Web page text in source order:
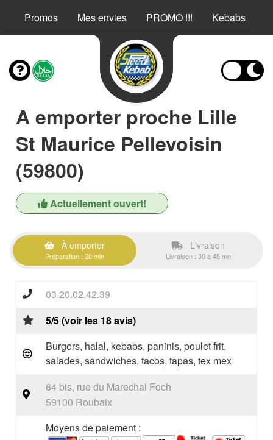
Promos Mes envies PROMO !!! Kebabs
A emporter proche Lille
St Maurice Pellevoisin
(59800)
Actuellement ouvert!
À emporter
Préparation : 20 min
Livraison
Livraison : 30 à 45 mn
03.20.02.42.39
5/5 (voir les 18 avis)
Burgers, halal, kebabs, paninis, poulet frit,
salades, sandwiches, tacos, tapas, tex mex
64 bis, rue du Marechal Foch
59100 Roubaix
Moyens de paiement :